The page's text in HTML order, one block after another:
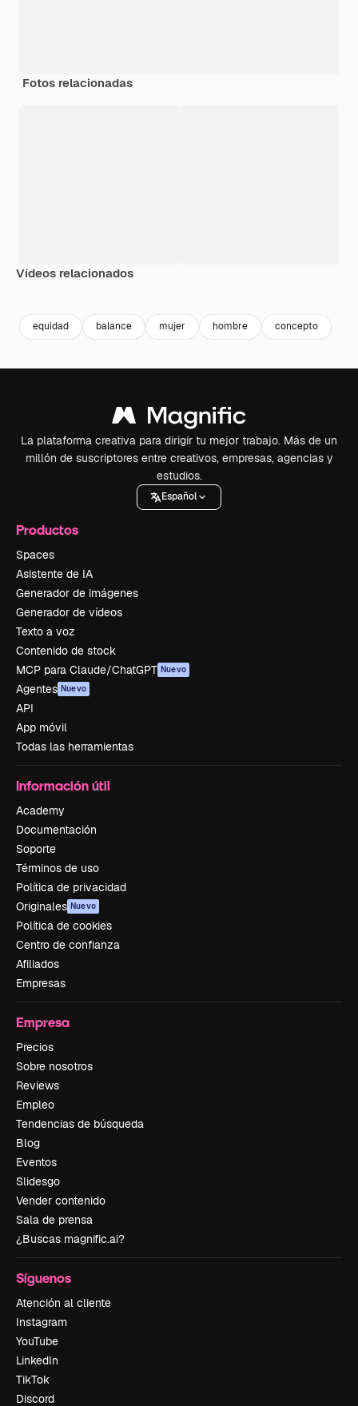
Fotos relacionadas
Vídeos relacionados
equidad balance mujer hombre concepto
La plataforma creativa para dirigir tu mejor trabajo. Más de un
millón de suscriptores entre creativos, empresas, agencias y
estudios.
Español
Productos
Spaces
Asistente de IA
Generador de imágenes
Generador de vídeos
Texto a voz
Contenido de stock
MCP para Claude/ChatGPT Nuevo
Agentes Nuevo
API
App móvil
Todas las herramientas
Información útil
Academy
Documentación
Soporte
Términos de uso
Política de privacidad
Originales Nuevo
Política de cookies
Centro de confianza
Afiliados
Empresas
Empresa
Precios
Sobre nosotros
Reviews
Empleo
Tendencias de búsqueda
Blog
Eventos
Slidesgo
Vender contenido
Sala de prensa
¿Buscas magnific.ai?
Síguenos
Atención al cliente
Instagram
YouTube
LinkedIn
TikTok
Discord